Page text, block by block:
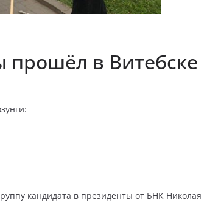
прошёл в Витебске
кандидата в президенты от БНК Николая